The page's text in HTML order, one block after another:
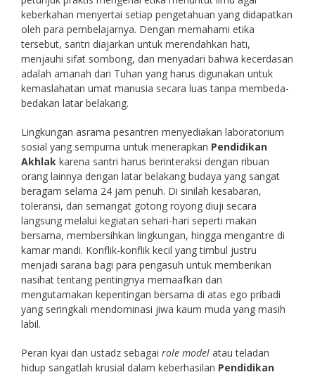
keberkahan menyertai setiap pengetahuan yang didapatkan
oleh para pembelajarnya. Dengan memahami etika
tersebut, santri diajarkan untuk merendahkan hati,
menjauhi sifat sombong, dan menyadari bahwa kecerdasan
adalah amanah dari Tuhan yang harus digunakan untuk
kemaslahatan umat manusia secara luas tanpa membeda-
bedakan latar belakang.
Lingkungan asrama pesantren menyediakan laboratorium
sosial yang sempurna untuk menerapkan Pendidikan
Akhlak karena santri harus berinteraksi dengan ribuan
orang lainnya dengan latar belakang budaya yang sangat
beragam selama 24 jam penuh. Di sinilah kesabaran,
toleransi, dan semangat gotong royong diuji secara
langsung melalui kegiatan sehari-hari seperti makan
bersama, membersihkan lingkungan, hingga mengantre di
kamar mandi. Konflik-konflik kecil yang timbul justru
menjadi sarana bagi para pengasuh untuk memberikan
nasihat tentang pentingnya memaafkan dan
mengutamakan kepentingan bersama di atas ego pribadi
yang seringkali mendominasi jiwa kaum muda yang masih
labil.
Peran kyai dan ustadz sebagai role model atau teladan
hidup sangatlah krusial dalam keberhasilan Pendidikan